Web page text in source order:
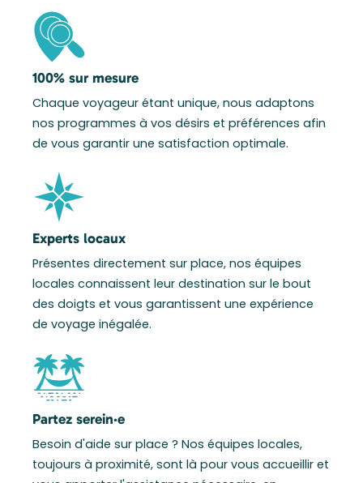
100% sur mesure
Chaque voyageur étant unique, nous adaptons
nos programmes à vos désirs et préférences afin
de vous garantir une satisfaction optimale.
Experts locaux
Présentes directement sur place, nos équipes
locales connaissent leur destination sur le bout
des doigts et vous garantissent une expérience
de voyage inégalée.
Partez serein·e
Besoin d'aide sur place ? Nos équipes locales,
toujours à proximité, sont là pour vous accueillir et